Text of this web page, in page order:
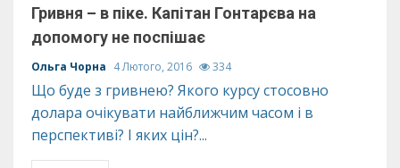
Гривня – в піке. Капітан Гонтарєва на
допомогу не поспішає
Ольга Чорна 4 Лютого, 2016 334
Що буде з гривнею? Якого курсу стосовно
долара очікувати найближчим часом і в
перспективі? І яких цін?...